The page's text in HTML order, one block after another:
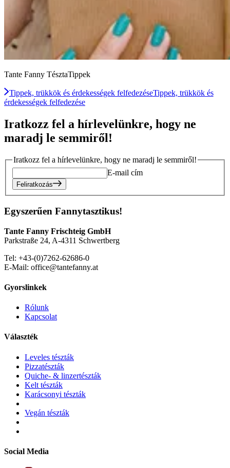
Tante Fanny TésztaTippek
Tippek, trükkök és érdekességek felfedezéseTippek, trükkök és
érdekességek felfedezése
Iratkozz fel a hírlevelünkre, hogy ne
maradj le semmiről!
Iratkozz fel a hírlevelünkre, hogy ne maradj le semmiről!
E-mail cím
Feliratkozás
Egyszerűen Fannytasztikus!
Tante Fanny Frischteig GmbH
Parkstraße 24, A-4311 Schwertberg
Tel: +43-(0)7262-62686-0
E-Mail: office@tantefanny.at
Gyorslinkek
Rólunk
Kapcsolat
Választék
Leveles tészták
Pizzatészták
Quiche- & linzertészták
Kelt tészták
Karácsonyi tészták
Vegán tészták
Social Media